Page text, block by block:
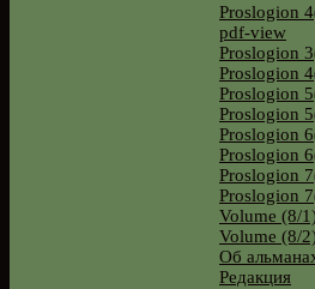
Proslogion
pdf-view
Proslogion
Proslogion
Proslogion
Proslogion
Proslogion
Proslogion
Proslogion
Proslogion
Volume (8/
Volume (8/
Об
Редакция